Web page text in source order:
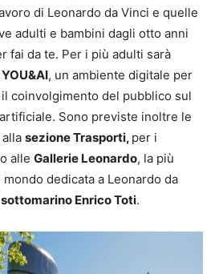
di Leonardo da Vinci e quelle
adulti e bambini dagli otto anni
fai da te. Per i più adulti sarà
, un ambiente digitale per
coinvolgimento del pubblico sul
Sono previste inoltre le
sezione Trasporti, per i
alle Gallerie Leonardo, la più
dedicata a Leonardo da
sottomarino Enrico Toti.